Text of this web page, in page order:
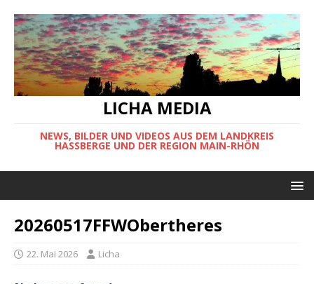
LICHA MEDIA
NEWS, BILDER UND VIDEOS AUS DEM LANDKREIS
HASSBERGE UND DER REGION MAIN-RHÖN
20260517FFWObertheres
22. Mai 2026 Licha